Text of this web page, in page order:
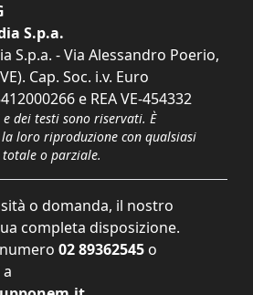
S.p.a.
S.p.a. - Via Alessandro Poerio,
Cap. Soc. i.v. Euro
e REA VE-454332
dei testi sono riservati. È
loro riproduzione con qualsiasi
o parziale.
o domanda, il nostro
completa disposizione.
02 89362545 o